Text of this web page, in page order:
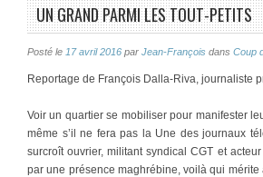
UN GRAND PARMI LES TOUT-PETITS
Posté le 17 avril 2016 par Jean-François dans Coup
Reportage de François Dalla-Riva, journaliste
Voir un quartier se mobiliser pour manifester
même s’il ne fera pas la Une des journaux
surcroît ouvrier, militant syndical CGT et
par une présence maghrébine, voilà qui